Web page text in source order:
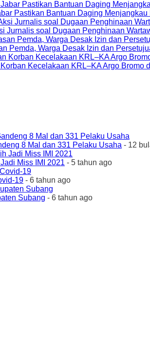
Pastikan Bantuan Daging Menjangkau
Jurnalis soal Dugaan Penghinaan
Pemda, Warga Desak Izin dan
Kecelakaan KRL–KA Argo Bromo
8 Mal dan 331 Pelaku Usaha - 12
Miss IMI 2021 - 5 tahun ago
19 - 6 tahun ago
Subang - 6 tahun ago